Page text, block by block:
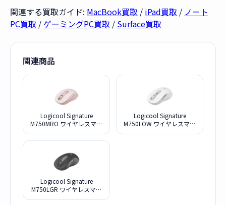
関連する買取ガイド: MacBook買取 / iPad買取 / ノート
PC買取 / ゲーミングPC買取 / Surface買取
関連商品
Logicool Signature
M750MRO ワイヤレスマウ
ワイヤレス マウス 無線
Unifying非対応 windows
mac iPad Android Chrome
OS スクロールホイール 無
線マウス 静音マウス M750
国内正規品
Logicool Signature
M750LOW ワイヤレスマウ
Logicool Signature
M750LGR ワイヤレスマウ